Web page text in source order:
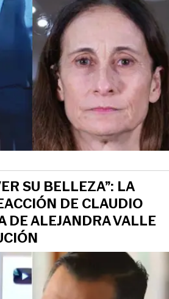
SU BELLEZA”: LA
DE CLAUDIO
DE ALEJANDRA VALLE